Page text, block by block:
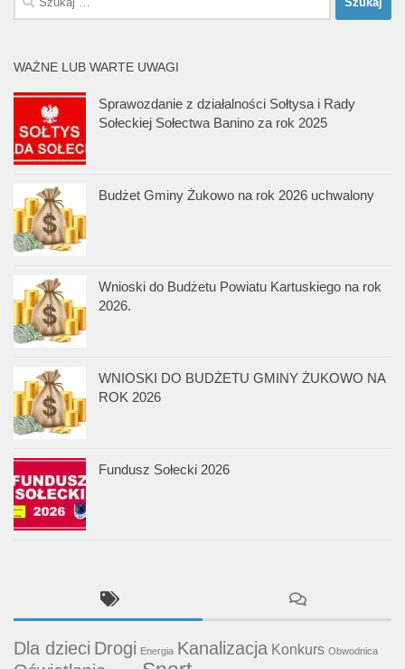
WAŻNE LUB WARTE UWAGI
Sprawozdanie z działalności Sołtysa i Rady
Sołeckiej Sołectwa Banino za rok 2025
Budżet Gminy Żukowo na rok 2026 uchwalony
Wnioski do Budżetu Powiatu Kartuskiego na rok
2026.
WNIOSKI DO BUDŻETU GMINY ŻUKOWO NA
ROK 2026
Fundusz Sołecki 2026
Dla dzieci Drogi Energia Kanalizacja Konkurs Obwodnica